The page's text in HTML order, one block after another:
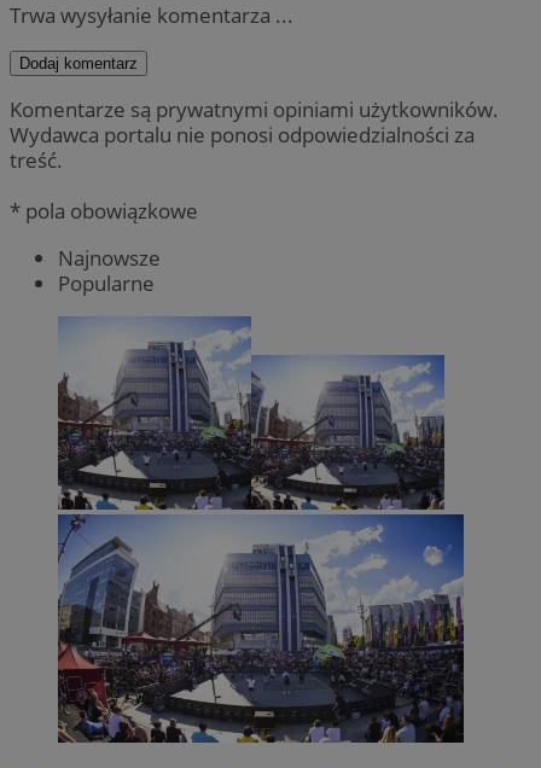
Trwa wysyłanie komentarza ...
Dodaj komentarz
Komentarze są prywatnymi opiniami użytkowników.
Wydawca portalu nie ponosi odpowiedzialności za
treść.
* pola obowiązkowe
Najnowsze
Popularne